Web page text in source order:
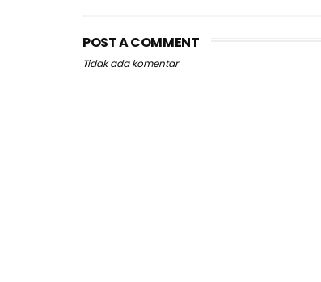
POST A COMMENT
Tidak ada komentar